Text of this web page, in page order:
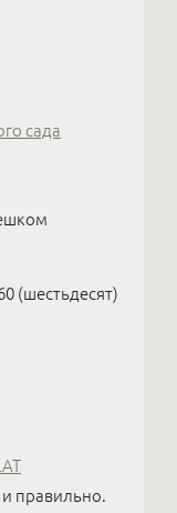
сада
(шестьдесят)
правильно.